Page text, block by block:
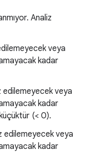
Analiz
veya
kadar
edilemeyecek veya
kadar
(< 0).
edilemeyecek veya
kadar